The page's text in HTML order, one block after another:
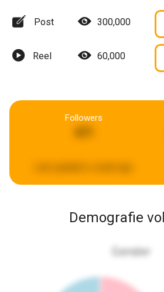
Post 300,000
Reel 60,000
Followers
Demografie
Gender